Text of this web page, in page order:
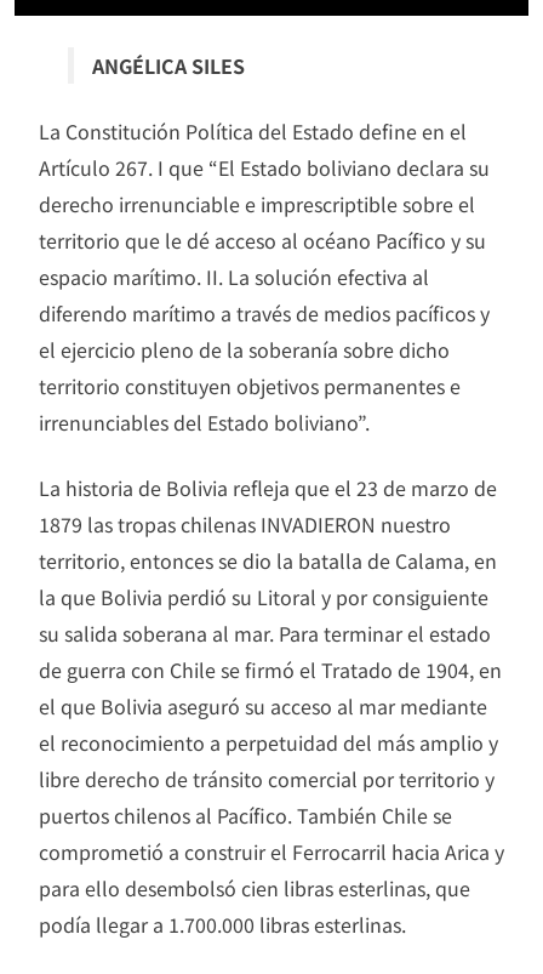
ANGÉLICA SILES
La Constitución Política del Estado define en el
Artículo 267. I que “El Estado boliviano declara su
derecho irrenunciable e imprescriptible sobre el
territorio que le dé acceso al océano Pacífico y su
espacio marítimo. II. La solución efectiva al
diferendo marítimo a través de medios pacíficos y
el ejercicio pleno de la soberanía sobre dicho
territorio constituyen objetivos permanentes e
irrenunciables del Estado boliviano”.
La historia de Bolivia refleja que el 23 de marzo de
1879 las tropas chilenas INVADIERON nuestro
territorio, entonces se dio la batalla de Calama, en
la que Bolivia perdió su Litoral y por consiguiente
su salida soberana al mar. Para terminar el estado
de guerra con Chile se firmó el Tratado de 1904, en
el que Bolivia aseguró su acceso al mar mediante
el reconocimiento a perpetuidad del más amplio y
libre derecho de tránsito comercial por territorio y
puertos chilenos al Pacífico. También Chile se
comprometió a construir el Ferrocarril hacia Arica y
para ello desembolsó cien libras esterlinas, que
podía llegar a 1.700.000 libras esterlinas.